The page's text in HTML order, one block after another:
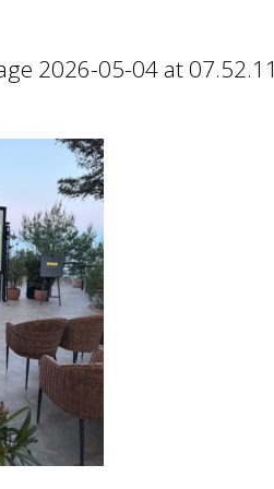
2026-05-04 at